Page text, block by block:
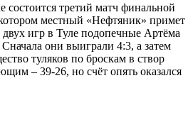
состоится третий матч финальной
местный «Нефтяник» примет
игр в Туле подопечные Артёма
они выиграли 4:3, а затем
туляков по броскам в створ
– 39-26, но счёт опять оказался